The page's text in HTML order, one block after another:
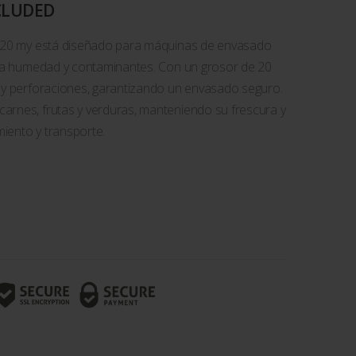
my está diseñado para máquinas de envasado
y contaminantes. Con un grosor de 20
garantizando un envasado seguro.
frutas y verduras, manteniendo su frescura y
y transporte.